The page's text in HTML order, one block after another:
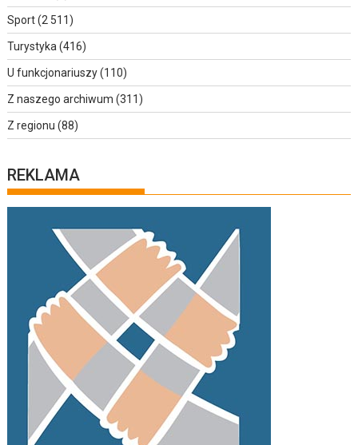
Sport(2 511)
Turystyka (416)
U funkcjonariuszy(110)
Z naszego archiwum (311)
Z regionu (88)
REKLAMA